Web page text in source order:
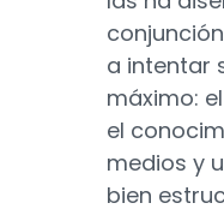
a intentar
máximo:
el
medios y
bien